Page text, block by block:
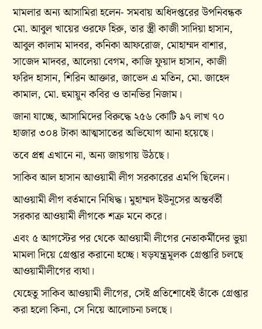
মামলার অন্য আসামিরা হলেন- সমবায় অধিদপ্তরের উপনিবন্ধক
মো. আবুল খায়ের ওরফে হিরু, তার স্ত্রী কাজী সাদিয়া হাসান,
আবুল কালাম মাদবর, কনিকা আফরোজ, মোহাম্মদ বাশার,
সাজেদ মাদবর, আলেয়া বেগম, কাজি ফুয়াদ হাসান, কাজী
ফরিদ হাসান, শিরিন আক্তার, জাভেদ এ মতিন, মো. জাহেদ
কামাল, মো. হুমায়ুন কবির ও তানভির নিজাম।
জানা যাচ্ছে, আসামিদের বিরুদ্ধে ২৫৬ কোটি ৯৭ লাখ ৭০
হাজার ৩০৪ টাকা আত্মসাতের অভিযোগ আনা হয়েছে।
তবে প্রশ্ন এখানে না, অন্য জায়গায় উঠছে।
সাকিব আল হাসান আওয়ামী লীগ সরকারের এমপি ছিলেন।
আওয়ামী লীগ বর্তমানে নিষিদ্ধ। মুহাম্মদ ইউনূসের অন্তর্বর্তী
সরকার আওয়ামী লীগকে শত্রু মনে করে।
এবং ৫ আগস্টের পর থেকে আওয়ামী লীগের নেতাকর্মীদের ভুয়া
মামলা দিয়ে গ্রেপ্তার করানো হচ্ছে। ষড়যন্ত্রমূলক গ্রেপ্তারি চলছে
আওয়ামীলীগের ব্যথা।
যেহেতু সাকিব আওয়ামী লীগের, সেই প্রতিশোধেই তাঁকে গ্রেপ্তার
করা হলো কিনা, সে নিয়ে আলোচনা চলছে।